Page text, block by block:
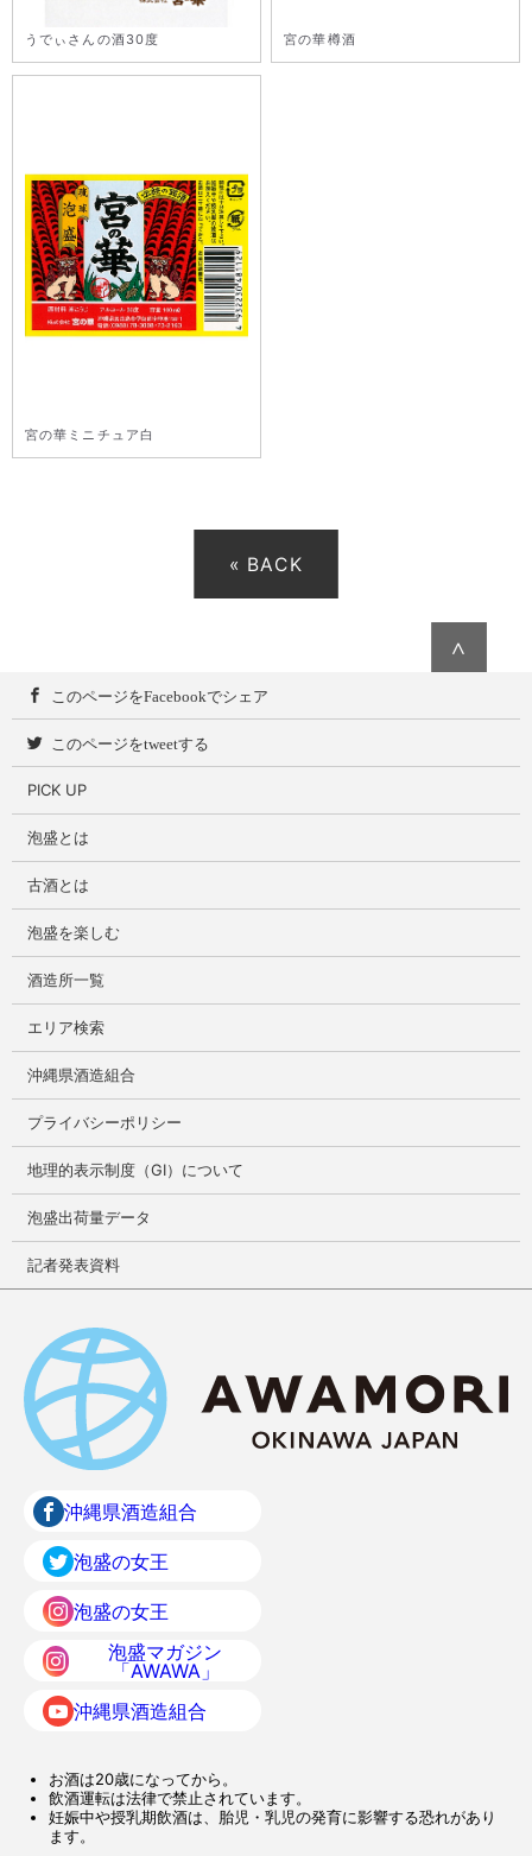
うでぃさんの酒30度 宮の華樽酒
宮の華ミニチュア白
« BACK
∧
このページをFacebookでシェア
このページをtweetする
PICK UP
泡盛とは
古酒とは
泡盛を楽しむ
酒造所一覧
エリア検索
沖縄県酒造組合
プライバシーポリシー
地理的表示制度（GI）について
泡盛出荷量データ
記者発表資料
沖縄県酒造組合
泡盛の女王
泡盛の女王
泡盛マガジン
「AWAWA」
沖縄県酒造組合
お酒は20歳になってから。
飲酒運転は法律で禁止されています。
妊娠中や授乳期飲酒は、胎児・乳児の発育に影響する恐れがあり
ます。